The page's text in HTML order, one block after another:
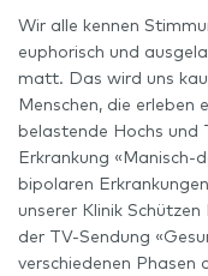
Wir alle kennen
euphorisch und
matt. Das wird uns
Menschen, die
belastende Hochs und
Erkrankung «Manisch-
bipolaren
unserer Klinik
der TV-Sendung
verschiedenen Phasen